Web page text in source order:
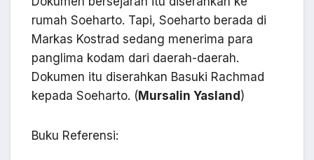
rumah Soeharto. Tapi, Soeharto berada di
Markas Kostrad sedang menerima para
panglima kodam dari daerah-daerah.
Dokumen itu diserahkan Basuki Rachmad
kepada Soeharto. (Mursalin Yasland)
Buku Referensi: